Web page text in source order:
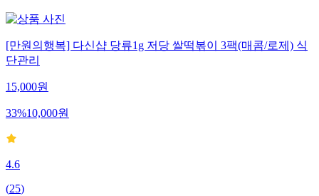
[만원의행복] 다신샵 당류1g 저당 쌀떡볶이 3팩(매콤/로제) 식
단관리
15,000원
33%10,000원
4.6
(25)